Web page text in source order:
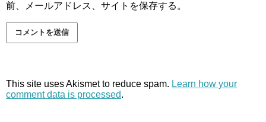
前、メールアドレス、サイトを保存する。
This site uses Akismet to reduce spam. Learn how your
comment data is processed.